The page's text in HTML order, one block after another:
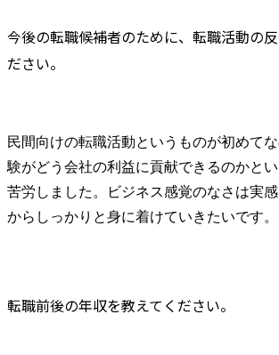
今後の転職候補者のために、転職活動の
ださい。
民間向けの転職活動というものが初めて
験がどう会社の利益に貢献できるのかと
苦労しました。ビジネス感覚のなさは実
からしっかりと身に着けていきたいです。
転職前後の年収を教えてください。